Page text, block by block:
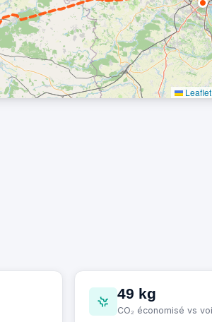
Leaflet
49 kg
CO₂ économisé vs